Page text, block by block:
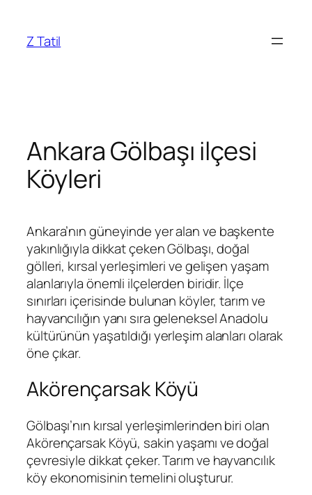
Z Tatil
Ankara Gölbaşı ilçesi
Köyleri
Ankara’nın güneyinde yer alan ve başkente
yakınlığıyla dikkat çeken Gölbaşı, doğal
gölleri, kırsal yerleşimleri ve gelişen yaşam
alanlarıyla önemli ilçelerden biridir. İlçe
sınırları içerisinde bulunan köyler, tarım ve
hayvancılığın yanı sıra geleneksel Anadolu
kültürünün yaşatıldığı yerleşim alanları olarak
öne çıkar.
Akörençarsak Köyü
Gölbaşı’nın kırsal yerleşimlerinden biri olan
Akörençarsak Köyü, sakin yaşamı ve doğal
çevresiyle dikkat çeker. Tarım ve hayvancılık
köy ekonomisinin temelini oluşturur.